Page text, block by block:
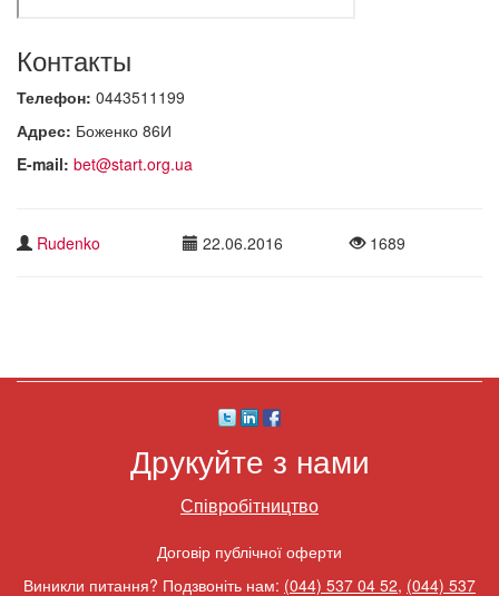
Контакты
Телефон: 0443511199
Адрес: Боженко 86И
E-mail: bet@start.org.ua
Rudenko 22.06.2016 1689
Друкуйте з нами
Співробітництво
Договір публічної оферти
Виникли питання? Подзвоніть нам: (044) 537 04 52, (044) 537